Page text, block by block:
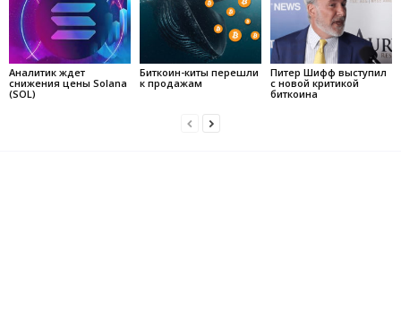
Аналитик ждет
снижения цены Solana
(SOL)
Биткоин-киты перешли
к продажам
Питер Шифф выступил
с новой критикой
биткоина